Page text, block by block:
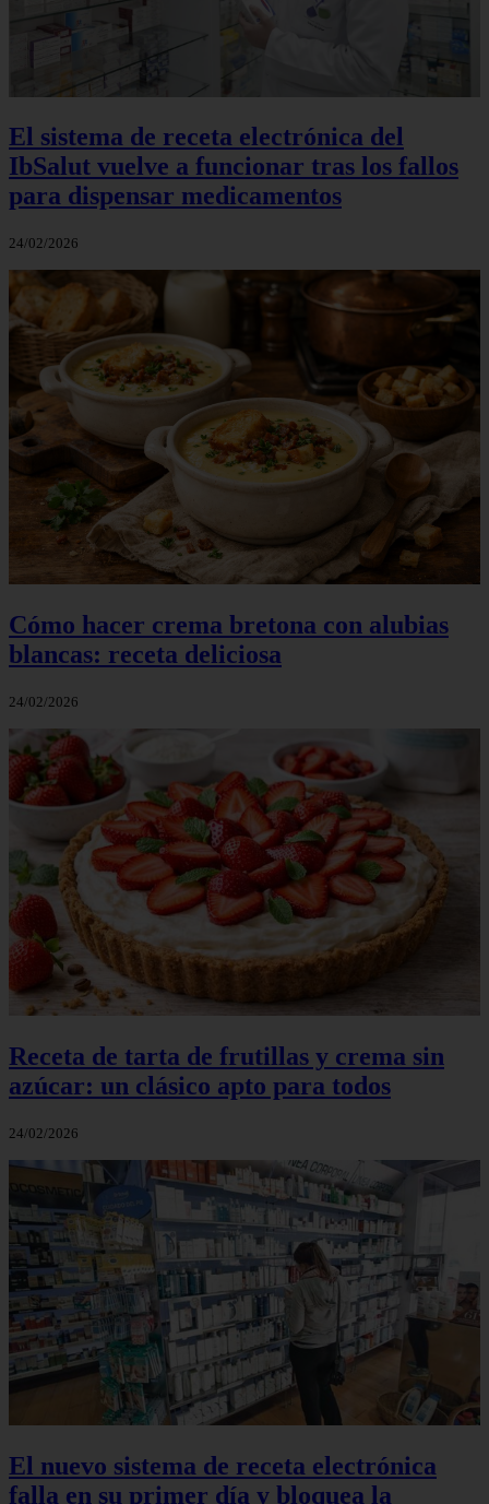
El sistema de receta electrónica del
IbSalut vuelve a funcionar tras los fallos
para dispensar medicamentos
24/02/2026
Cómo hacer crema bretona con alubias
blancas: receta deliciosa
24/02/2026
Receta de tarta de frutillas y crema sin
azúcar: un clásico apto para todos
24/02/2026
El nuevo sistema de receta electrónica
falla en su primer día y bloquea la